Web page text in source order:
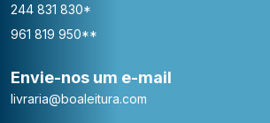
244 831 830*
961 819 950**
Envie-nos um e-mail
livraria@boaleitura.com